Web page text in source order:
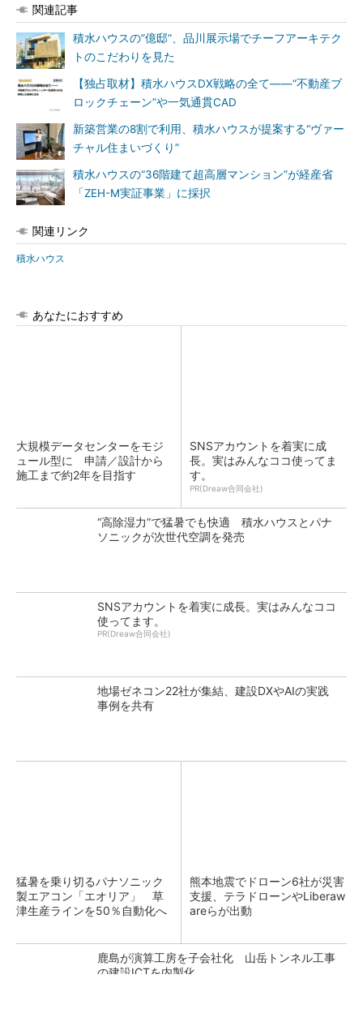
関連記事
積水ハウスの”億邸”、品川展示場でチーフアーキテク
トのこだわりを見た
【独占取材】積水ハウスDX戦略の全て――“不動産ブ
ロックチェーン”や一気通貫CAD
新築営業の8割で利用、積水ハウスが提案する“ヴァー
チャル住まいづくり”
積水ハウスの“36階建て超高層マンション”が経産省
「ZEH-M実証事業」に採択
関連リンク
積水ハウス
あなたにおすすめ
大規模データセンターをモジ
ュール型に 申請／設計から
施工まで約2年を目指す
SNSアカウントを着実に成
長。実はみんなココ使ってま
す。
PR(Dreaw合同会社)
“高除湿力”で猛暑でも快適 積水ハウスとパナ
ソニックが次世代空調を発売
SNSアカウントを着実に成長。実はみんなココ
使ってます。
PR(Dreaw合同会社)
地場ゼネコン22社が集結、建設DXやAIの実践
事例を共有
猛暑を乗り切るパナソニック
製エアコン「エオリア」 草
津生産ラインを50％自動化へ
熊本地震でドローン6社が災害
支援、テラドローンやLiberaw
areらが出動
鹿島が演算工房を子会社化 山岳トンネル工事
の建設ICTを内製化